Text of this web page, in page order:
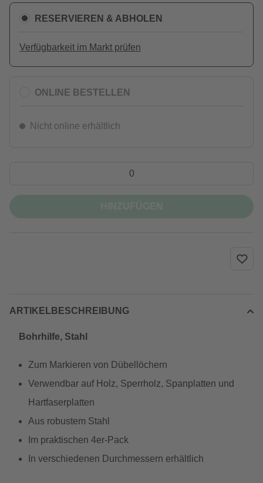
RESERVIEREN & ABHOLEN
Verfügbarkeit im Markt prüfen
ONLINE BESTELLEN
Nicht online erhältlich
ARTIKELBESCHREIBUNG
Bohrhilfe, Stahl
Zum Markieren von Dübellöchern
Verwendbar auf Holz, Sperrholz, Spanplatten und
Hartfaserplatten
Aus robustem Stahl
Im praktischen 4er-Pack
In verschiedenen Durchmessern erhältlich